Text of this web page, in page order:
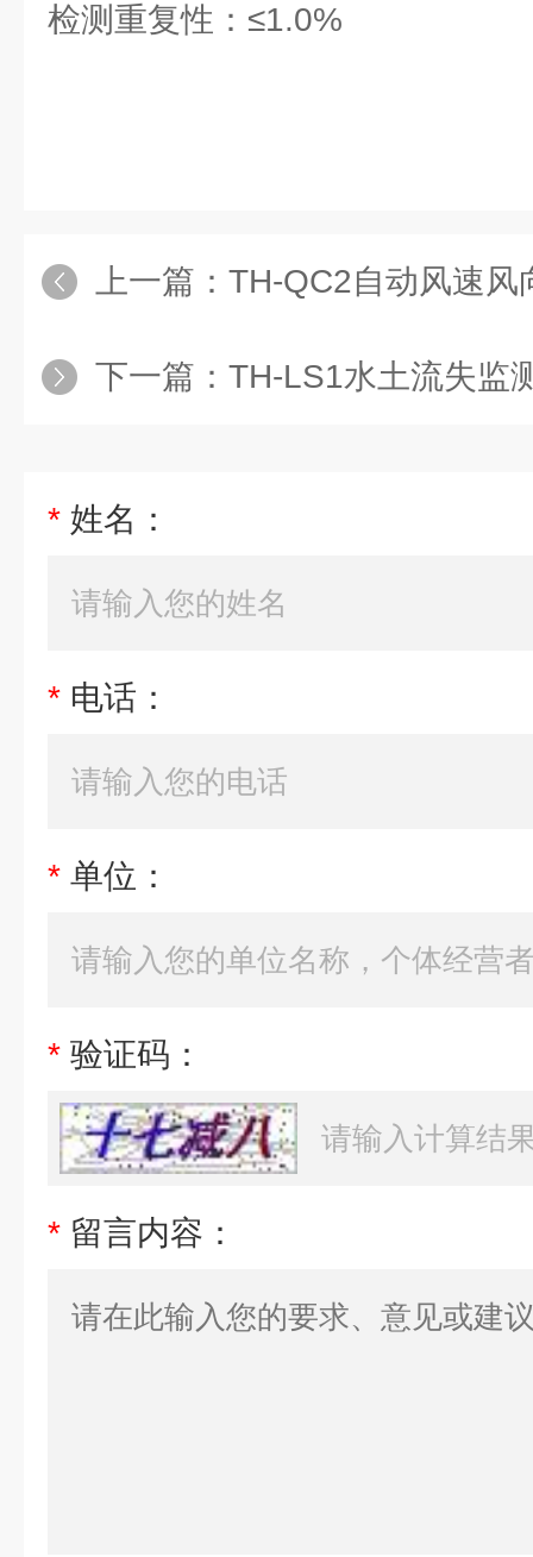
检测重复性：≤1.0%
上一篇： TH-QC2自动风速风
下一篇： TH-LS1水土流失监
* 姓名：
* 电话：
* 单位：
* 验证码：
* 留言内容：